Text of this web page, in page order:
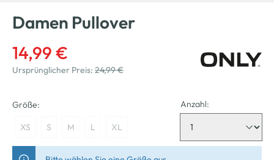
Damen Pullover
14,99 €
Ursprünglicher Preis: 24,99 €
Größe:
XS S M L XL
Anzahl: